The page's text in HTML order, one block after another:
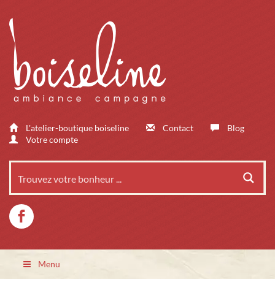
L'atelier-boutique boiseline Contact
Blog
Votre compte
Menu